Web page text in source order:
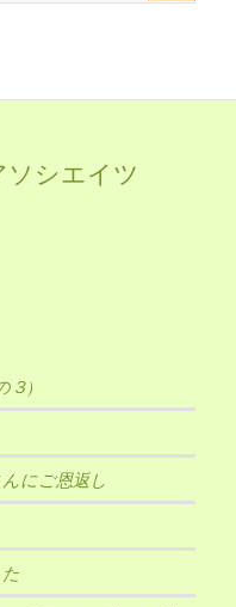
シエイツ
３)
にご恩返し